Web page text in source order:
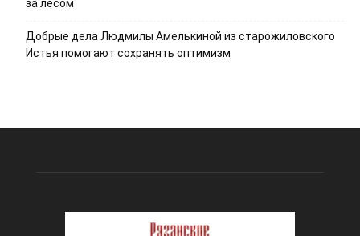
за лесом
Добрые дела Людмилы Амелькиной из старожиловского
Истья помогают сохранять оптимизм